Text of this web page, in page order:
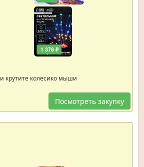
1 378 ₽
и крутите колесико мыши
Посмотреть закупку